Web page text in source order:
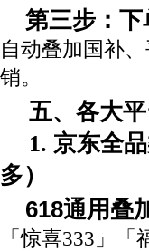
第三步：
自动叠加国补
销。
五、各大
1. 京东全
多）
618通用叠
「惊喜333」